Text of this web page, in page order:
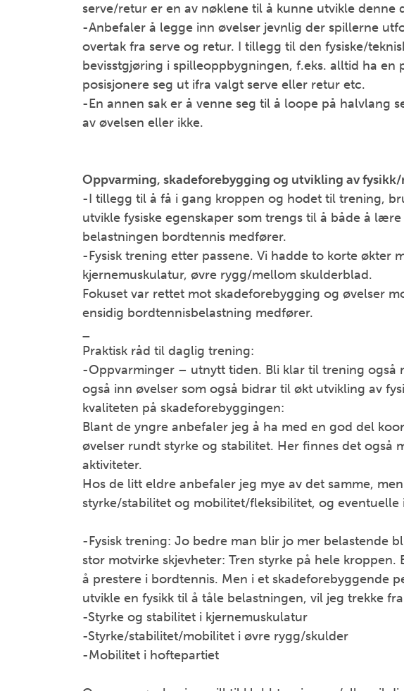
serve/retur er en av nøklene til å kunne utvikle denne
-Anbefaler å legge inn øvelser jevnlig der spillerne
overtak fra serve og retur. I tillegg til den fysiske/
bevisstgjøring i spilleoppbygningen, f.eks. alltid ha en
posisjonere seg ut ifra valgt serve eller retur etc.
-En annen sak er å venne seg til å loope på halvlang
av øvelsen eller ikke.
Oppvarming, skadeforebygging og utvikling av
-I tillegg til å få i gang kroppen og hodet til trening,
utvikle fysiske egenskaper som trengs til å både å
belastningen bordtennis medfører.
-Fysisk trening etter passene. Vi hadde to korte økter
kjernemuskulatur, øvre rygg/mellom skulderblad.
Fokuset var rettet mot skadeforebygging og øvelser
ensidig bordtennisbelastning medfører.
Praktisk råd til daglig trening:
-Oppvarminger – utnytt tiden. Bli klar til trening også
også inn øvelser som også bidrar til økt utvikling av
kvaliteten på skadeforebyggingen:
Blant de yngre anbefaler jeg å ha med en god del
øvelser rundt styrke og stabilitet. Her finnes det også
aktiviteter.
Hos de litt eldre anbefaler jeg mye av det samme,
styrke/stabilitet og mobilitet/fleksibilitet, og eventuelle
-Fysisk trening: Jo bedre man blir jo mer belastende
stor motvirke skjevheter: Tren styrke på hele
å prestere i bordtennis. Men i et skadeforebyggende
utvikle en fysikk til å tåle belastningen, vil jeg trekke
-Styrke og stabilitet i kjernemuskulatur
-Styrke/stabilitet/mobilitet i øvre rygg/skulder
-Mobilitet i hoftepartiet